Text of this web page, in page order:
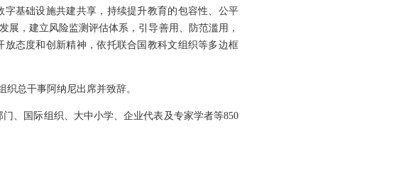
基础设施共建共享，持续提升教育的包容性、公平
，建立风险监测评估体系，引导善用、防范滥用，
态度和创新精神，依托联合国教科文组织等多边框
总干事阿纳尼出席并致辞。
、国际组织、大中小学、企业代表及专家学者等850